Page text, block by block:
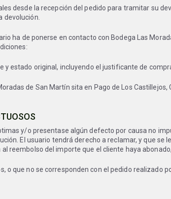
desde la recepción del pedido para tramitar su
devolución.
ha de ponerse en contacto con Bodega Las
y estado original, incluyendo el justificante de
de San Martín sita en Pago de Los
y/o presentase algún defecto por causa no
El usuario tendrá derecho a reclamar, y que
reembolso del importe que el cliente haya
o que no se corresponden con el pedido